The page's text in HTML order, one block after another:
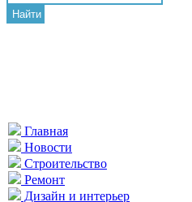
Найти
Главная
Новости
Строительство
Ремонт
Дизайн и интерьер